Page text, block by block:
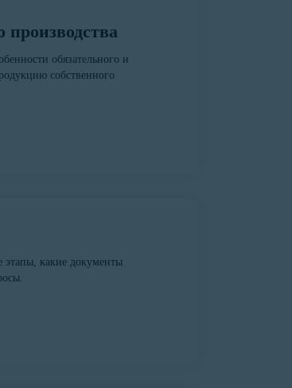
обязательного и
собственного
этапы, какие документы